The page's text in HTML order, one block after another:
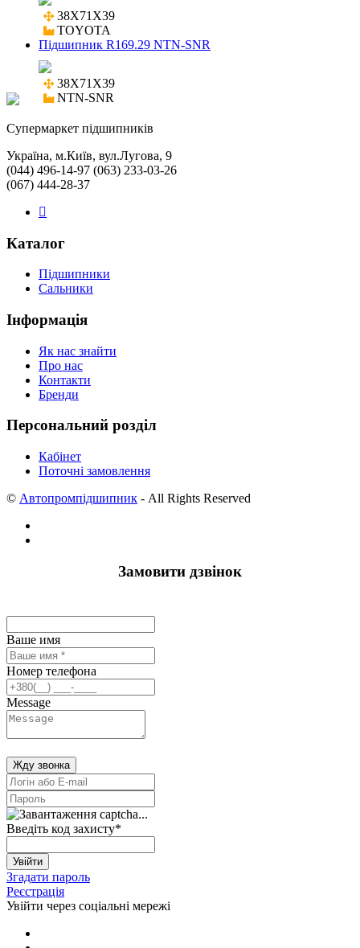
38X71X39
TOYOTA
Підшипник R169.29 NTN-SNR
38X71X39
NTN-SNR
Cупермаркет підшипників
Україна, м.Київ, вул.Лугова, 9
(044) 496-14-97 (063) 233-03-26
(067) 444-28-37
Каталог
Підшипники
Сальники
Інформація
Як нас знайти
Про нас
Контакти
Бренди
Персональний розділ
Кабінет
Поточні замовлення
© Автопромпідшипник - All Rights Reserved
Замовити дзвінок
Ваше имя
Номер телефона
Message
Жду звонка
Введіть код захисту*
Увійти
Згадати пароль
Реєстрація
Увійти через соціальні мережі